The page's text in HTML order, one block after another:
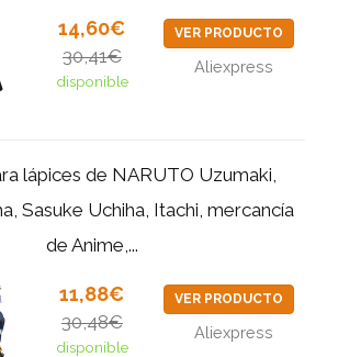
14,60€
30,41€
disponible
VER PRODUCTO
Aliexpress
lápices de NARUTO Uzumaki,
Sasuke Uchiha, Itachi, mercancía
de Anime,...
11,88€
30,48€
disponible
VER PRODUCTO
Aliexpress